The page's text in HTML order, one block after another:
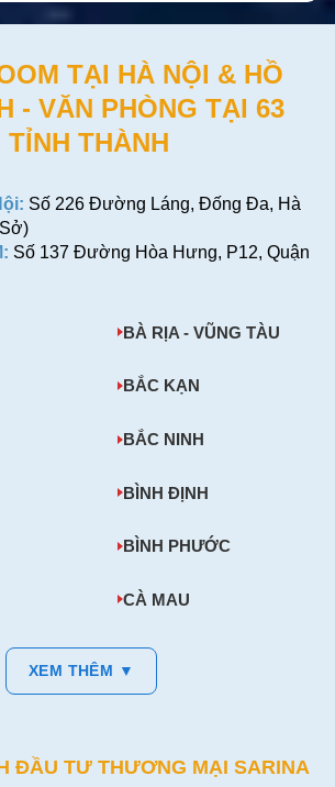
TẠI HÀ NỘI & HỒ
- VĂN PHÒNG TẠI 63
TỈNH THÀNH
Số 226 Đường Láng, Đống Đa, Hà
Số 137 Đường Hòa Hưng, P12, Quận
BÀ RỊA - VŨNG TÀU
BẮC KẠN
BẮC NINH
BÌNH ĐỊNH
BÌNH PHƯỚC
CÀ MAU
XEM THÊM ▼
ĐẦU TƯ THƯƠNG MẠI SARINA